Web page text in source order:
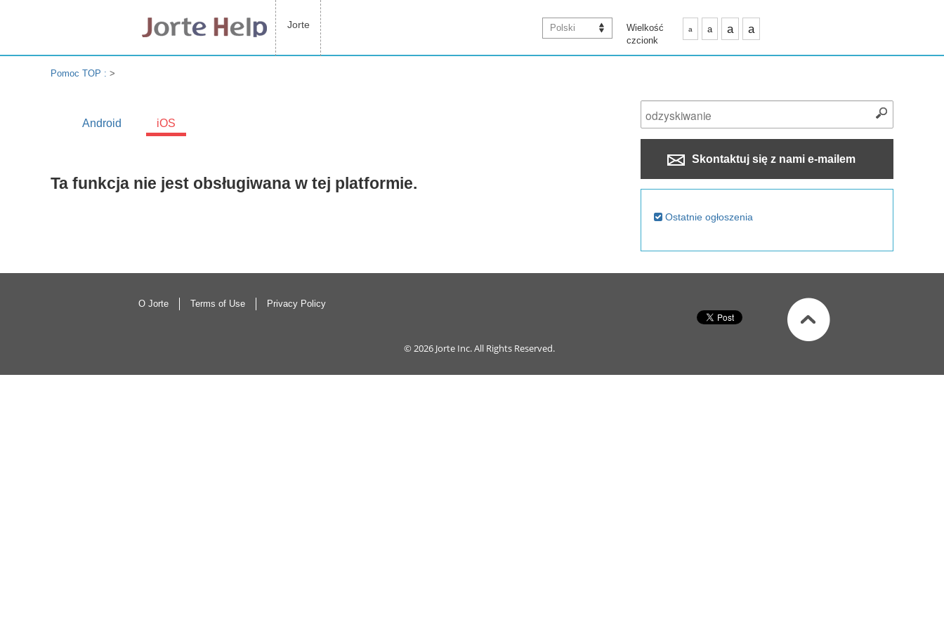
Jorte Polski
Wielkość
czcionk
a a a a
Pomoc TOP : >
Android iOS
Ta funkcja nie jest obsługiwana w tej platformie.
Skontaktuj się z nami e-mailem
Ostatnie ogłoszenia
O Jorte Terms of Use Privacy Policy
© 2026 Jorte Inc.All Rights Reserved.